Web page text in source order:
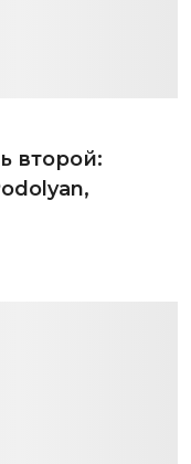
второй: